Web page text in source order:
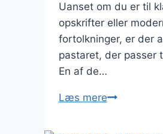
Uanset om du er til
opskrifter eller
fortolkninger, er der
pastaret, der passer
En af de…
Læs merePastaretter: